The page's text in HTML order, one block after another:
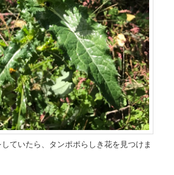
ていたら、タンポポらしき花を見つけま